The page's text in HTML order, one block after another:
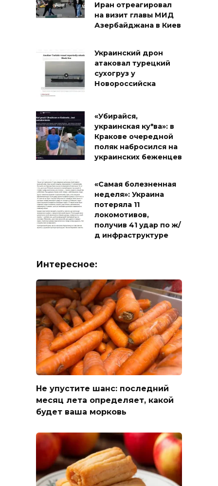
Иран отреагировал
на визит главы МИД
Азербайджана в Киев
Украинский дрон
атаковал турецкий
сухогруз у
Новороссийска
«Убирайся,
украинская ку*ва»: в
Кракове очередной
поляк набросился на
украинских беженцев
«Самая болезненная
неделя»: Украина
потеряла 11
локомотивов,
получив 41 удар по ж/
д инфраструктуре
Интересное:
Не упустите шанс: последний
месяц лета определяет, какой
будет ваша морковь